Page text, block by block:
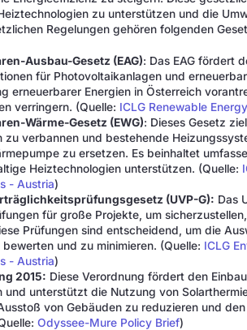
zu unterstützen und die
Regelungen gehören folgenden
Ausbau-Gesetz (EAG): Das EAG fördert
für Photovoltaikanlagen und
erneuerbarer Energien in Österreich
verringern. (Quelle: ICLG Renewable
Wärme-Gesetz (EWG): Dieses Gesetz
zu verbannen und bestehende
zu ersetzen. Es beinhaltet
Heiztechnologien unterstützen. (Quelle:
- Austria)
(UVP-G): Das
für große Projekte, um
Prüfungen sind entscheidend, um die
bewerten und zu minimieren. (Quelle: ICLG
- Austria)
2015: Diese Verordnung fördert den
und unterstützt die Nutzung von
von Gebäuden zu reduzieren und
Odyssee-Mure Policy Brief)